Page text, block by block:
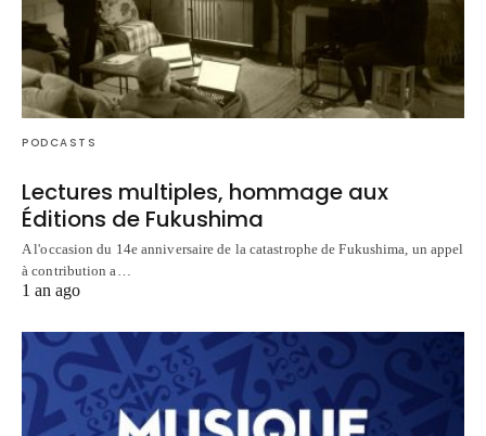
PODCASTS
Lectures multiples, hommage aux
Éditions de Fukushima
A l'occasion du 14e anniversaire de la catastrophe de Fukushima, un appel
à contribution a…
1 an ago